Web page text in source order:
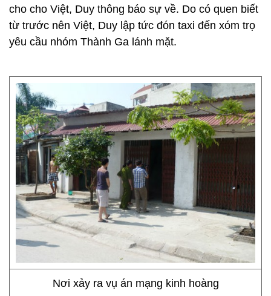
cho cho Việt, Duy thông báo sự về. Do có quen biết
từ trước nên Việt, Duy lập tức đón taxi đến xóm trọ
yêu cầu nhóm Thành Ga lánh mặt.
Nơi xảy ra vụ án mạng kinh hoàng